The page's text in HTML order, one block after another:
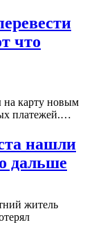
что
на карту новым
платежей.…
нашли
дальше
житель